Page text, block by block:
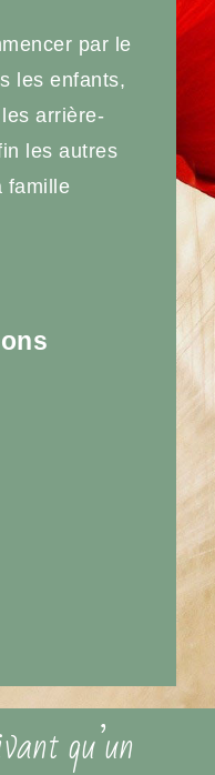
par le
les enfants,
arrière-
les autres
famille
qu’un